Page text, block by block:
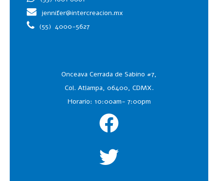
jennifer@intercreacion.mx
(55) 4000-5627
Onceava Cerrada de Sabino #7,
Col. Atlampa, 06400, CDMX.
Horario: 10:00am- 7:00pm